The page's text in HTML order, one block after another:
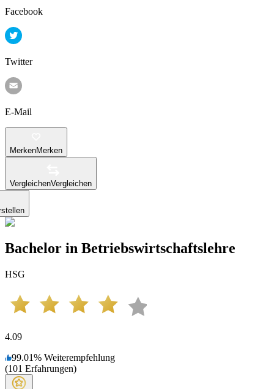
Facebook
Twitter
E-Mail
MerkenMerken
VergleichenVergleichen
Bachelor in Betriebswirtschaftslehre
HSG
4.09
99.01% Weiterempfehlung
(101 Erfahrungen)